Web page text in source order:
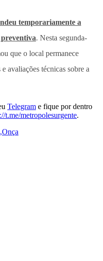
temporariamente a
. Nesta segunda-
que o local permanece
avaliações técnicas sobre a
Telegram e fique por dentro
t.me/metropolesurgente.
,Onça